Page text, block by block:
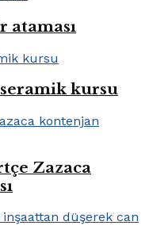
ataması
kursu
Zazaca